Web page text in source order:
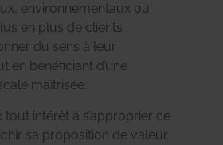
environnementaux ou
en plus de clients
du sens à leur
en bénéficiant d’une
maîtrisée.
tout intérêt à s’approprier ce
sa proposition de valeur.